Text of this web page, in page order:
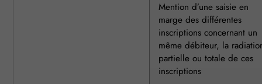
Mention d’une saisie en
marge des différentes
inscriptions concernant un
même débiteur, la
partielle ou totale de ces
inscriptions